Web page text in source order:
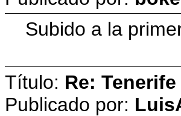
Subido a la
Título: Re:
Publicado por: